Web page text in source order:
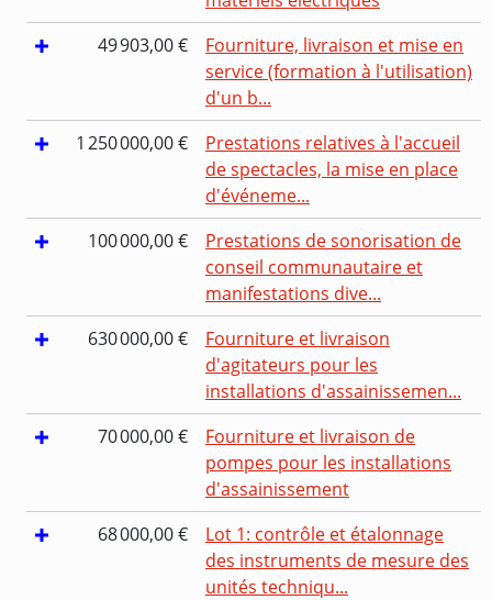
49 903,00 €
Fourniture, livraison et mise en
service (formation à l'utilisation)
d'un b...
1 250 000,00 €
Prestations relatives à l'accueil
de spectacles, la mise en place
d'événeme...
100 000,00 €
Prestations de sonorisation de
conseil communautaire et
manifestations dive...
630 000,00 €
Fourniture et livraison
d'agitateurs pour les
installations d'assainissemen...
70 000,00 €
Fourniture et livraison de
pompes pour les installations
d'assainissement
68 000,00 €
Lot 1: contrôle et étalonnage
des instruments de mesure des
unités techniqu...